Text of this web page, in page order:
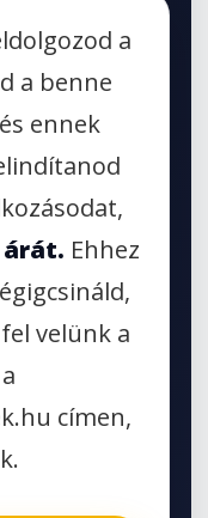
a
a benne
ennek
árát. Ehhez
velünk a
címen,